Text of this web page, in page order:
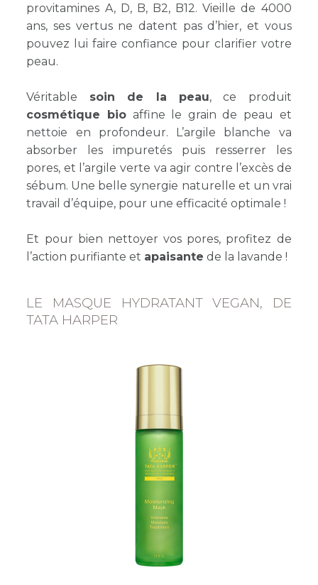
provitamines A, D, B, B2, B12. Vieille de 4000
ans, ses vertus ne datent pas d’hier, et vous
pouvez lui faire confiance pour clarifier votre
peau.
Véritable soin de la peau, ce produit
cosmétique bio affine le grain de peau et
nettoie en profondeur. L’argile blanche va
absorber les impuretés puis resserrer les
pores, et l’argile verte va agir contre l’excès de
sébum. Une belle synergie naturelle et un vrai
travail d’équipe, pour une efficacité optimale !
Et pour bien nettoyer vos pores, profitez de
l’action purifiante et apaisante de la lavande !
LE MASQUE HYDRATANT VEGAN, DE
TATA HARPER